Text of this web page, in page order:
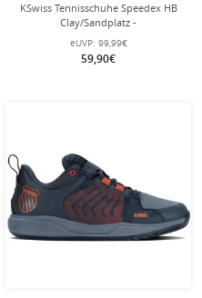
KSwiss Tennisschuhe Speedex HB
Clay/Sandplatz -
weiss/grau/limegrün Damen
eUVP: 99,99€
59,90€